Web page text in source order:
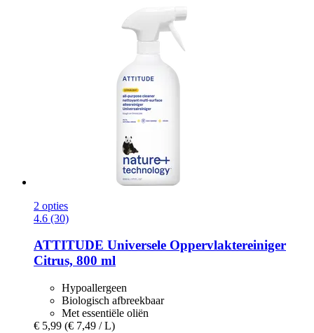
2 opties
4.6 (30)
ATTITUDE Universele Oppervlaktereiniger
Citrus, 800 ml
Hypoallergeen
Biologisch afbreekbaar
Met essentiële oliën
€ 5,99 (€ 7,49 / L)